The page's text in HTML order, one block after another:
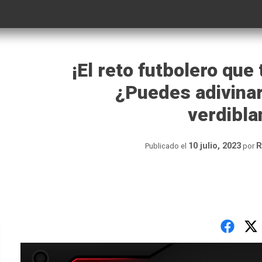
¡El reto futbolero
¿Puedes
Publicado el 10 julio, 2023por